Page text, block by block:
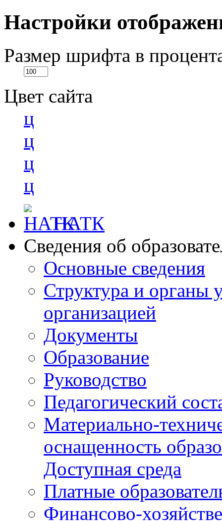
Настройки
Размер шрифта в
Цвет сайта
ц
ц
ц
ц
НАТК
Сведения об
Основные сведения
Структура и органы
организацией
Документы
Образование
Руководство
Педагогический
Материально-
оснащенность
Доступная среда
Платные
Финансово-